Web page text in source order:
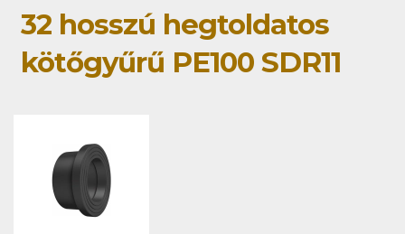
32 hosszú hegtoldatos
kötőgyűrű PE100 SDR11